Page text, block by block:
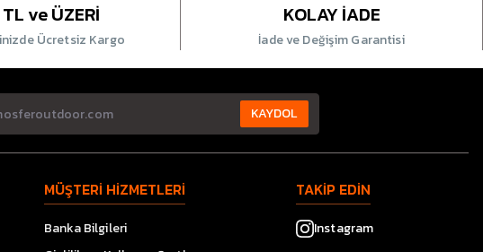
ve ÜZERİ
Ücretsiz Kargo
KOLAY İADE
İade ve Değişim Garantisi
KAYDOL
MÜŞTERİ HİZMETLERİ
Banka Bilgileri
TAKİP EDİN
Instagram